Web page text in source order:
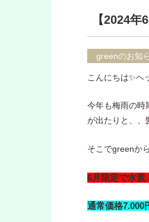
【2024
greenのお知
こんにちは✨ヘ
今年も梅雨の時
が出たりと、、
そこでgreenか
6月限定で水素
通常価格7.000